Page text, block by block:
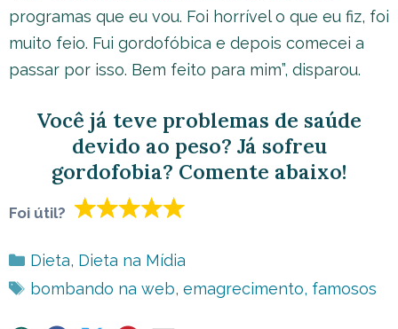
programas que eu vou. Foi horrível o que eu fiz, foi
muito feio. Fui gordofóbica e depois comecei a
passar por isso. Bem feito para mim”, disparou.
Você já teve problemas de saúde
devido ao peso? Já sofreu
gordofobia? Comente abaixo!
Foi útil?
Categorias
Dieta, Dieta na Mídia
Tags
bombando na web, emagrecimento, famosos